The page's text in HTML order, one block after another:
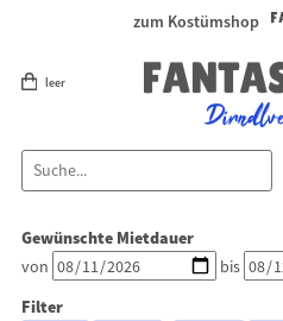
zum Kostümshop
leer
Dirndl
Lederhosen Zubehör
Kostüme
Gewünschte Mietdauer
von bis
Filter